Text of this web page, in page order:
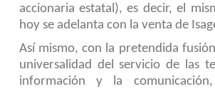
accionaria estatal), es decir, el
hoy se adelanta con la venta de
Así mismo, con la pretendida
universalidad del servicio de las
información y la